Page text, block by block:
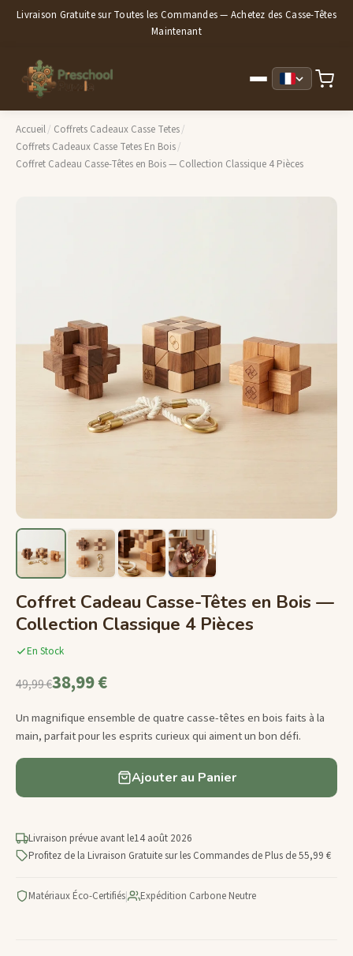
Livraison Gratuite sur Toutes les Commandes — Achetez des Casse-Têtes
Maintenant
Accueil/ Coffrets Cadeaux Casse Tetes/
Coffrets Cadeaux Casse Tetes En Bois/
Coffret Cadeau Casse-Têtes en Bois — Collection Classique 4 Pièces
Coffret Cadeau Casse-Têtes en Bois —
Collection Classique 4 Pièces
En Stock
49,99 €38,99 €
Un magnifique ensemble de quatre casse-têtes en bois faits à la
main, parfait pour les esprits curieux qui aiment un bon défi.
Ajouter au Panier
Livraison prévue avant le14 août 2026
Profitez de la Livraison Gratuite sur les Commandes de Plus de 55,99 €
Matériaux Éco-Certifiés| Expédition Carbone Neutre